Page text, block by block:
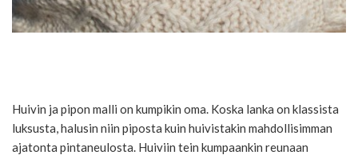
Huivin ja pipon malli on kumpikin oma. Koska lanka on klassista
luksusta, halusin niin piposta kuin huivistakin mahdollisimman
ajatonta pintaneulosta. Huiviin tein kumpaankin reunaan